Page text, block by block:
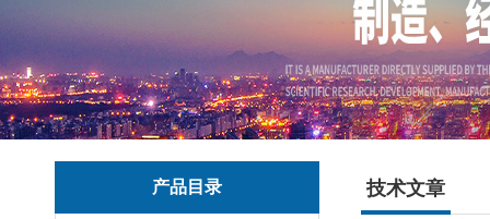
产品目录 技术文章